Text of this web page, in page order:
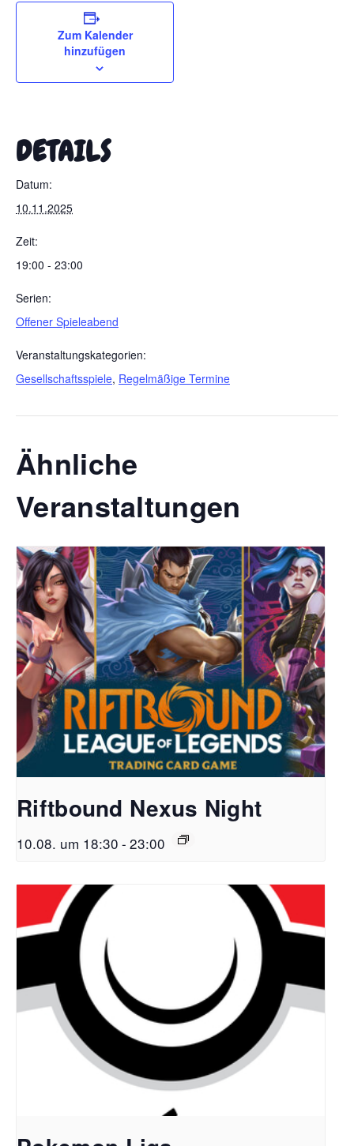
Zum Kalender
hinzufügen
DETAILS
Datum:
10.11.2025
Zeit:
19:00 - 23:00
Serien:
Offener Spieleabend
Veranstaltungskategorien:
Gesellschaftsspiele, Regelmäßige Termine
Ähnliche
Veranstaltungen
Riftbound Nexus Night
10.08. um 18:30 - 23:00